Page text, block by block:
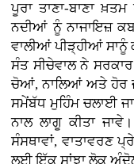
ਪੂਰਾ ਤਾਣਾ-ਬਾਣਾ
ਨਦੀਆਂ ਨੂੰ ਨਾਜਾਇਜ਼
ਵਾਲੀਆਂ ਪੀੜ੍ਹੀਆਂ
ਸੰਤ ਸੀਚੇਵਾਲ ਨੇ
ਚੋਆਂ, ਨਾਲਿਆਂ ਅਤੇ ਹੋਰ
ਸਮੇਂਬੱਧ ਮੁਹਿੰਮ ਚਲਾਈ
ਨਾਲ ਲਾਗੂ ਕੀਤਾ
ਸੰਸਥਾਵਾਂ, ਵਾਤਾਵਰਣ
ਲਈ ਇੱਕ ਸਾਂਝਾ ਲੋਕ